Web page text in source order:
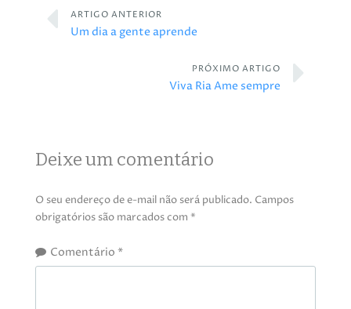
ARTIGO ANTERIOR
Um dia a gente aprende
PRÓXIMO ARTIGO
Viva Ria Ame sempre
Deixe um comentário
O seu endereço de e-mail não será publicado. Campos
obrigatórios são marcados com *
Comentário *